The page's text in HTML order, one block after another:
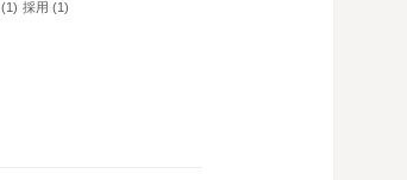
(1) 採用 (1)